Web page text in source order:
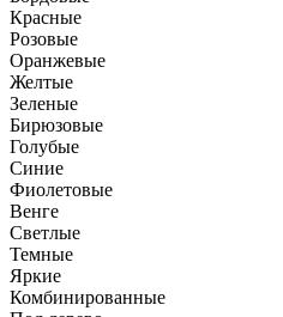
Красные
Розовые
Оранжевые
Желтые
Зеленые
Бирюзовые
Голубые
Синие
Фиолетовые
Венге
Светлые
Темные
Яркие
Комбинированные